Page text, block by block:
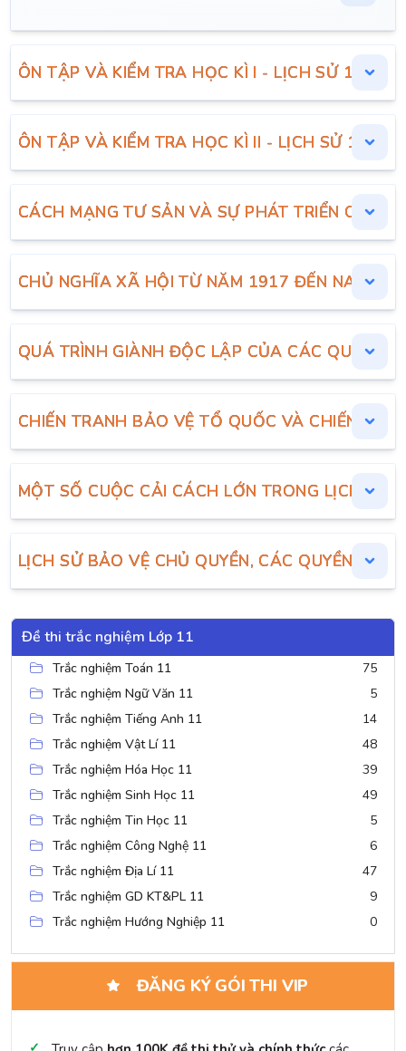
ÔN TẬP VÀ KIỂM TRA HỌC KÌ I - LỊCH SỬ 11
ÔN TẬP VÀ KIỂM TRA HỌC KÌ II - LỊCH SỬ 11
CÁCH MẠNG TƯ SẢN VÀ SỰ PHÁT TRIỂN CỦA
CHỦ NGHĨA XÃ HỘI TỪ NĂM 1917 ĐẾN NAY
QUÁ TRÌNH GIÀNH ĐỘC LẬP CỦA CÁC QUỐC
CHIẾN TRANH BẢO VỆ TỔ QUỐC VÀ CHIẾN
MỘT SỐ CUỘC CẢI CÁCH LỚN TRONG LỊCH SỬ
LỊCH SỬ BẢO VỆ CHỦ QUYỀN, CÁC QUYỀN VÀ
Đề thi trắc nghiệm Lớp 11
Trắc nghiệm Toán 11
75
Trắc nghiệm Ngữ Văn 11
5
Trắc nghiệm Tiếng Anh 11
14
Trắc nghiệm Vật Lí 11
48
Trắc nghiệm Hóa Học 11
39
Trắc nghiệm Sinh Học 11
49
Trắc nghiệm Tin Học 11
5
Trắc nghiệm Công Nghệ 11
6
Trắc nghiệm Địa Lí 11
47
Trắc nghiệm GD KT&PL 11
9
Trắc nghiệm Hướng Nghiệp 11
0
ĐĂNG KÝ GÓI THI VIP